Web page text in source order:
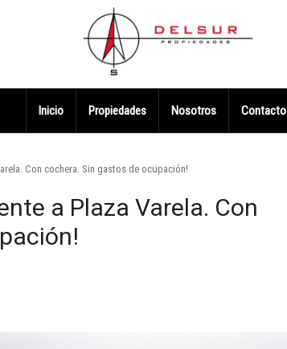
Inicio Propiedades Nosotros Contacto
Con cochera. Sin gastos de ocupación!
a Plaza Varela. Con